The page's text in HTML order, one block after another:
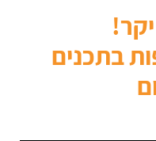
בתכנים